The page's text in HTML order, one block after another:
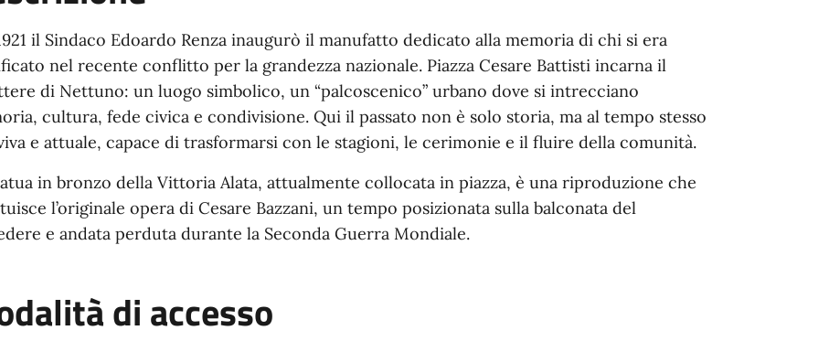
il Sindaco Edoardo Renza inaugurò il manufatto dedicato alla memoria di chi si era
nel recente conflitto per la grandezza nazionale. Piazza Cesare Battisti incarna il
di Nettuno: un luogo simbolico, un “palcoscenico” urbano dove si intrecciano
cultura, fede civica e condivisione. Qui il passato non è solo storia, ma al tempo stesso
e attuale, capace di trasformarsi con le stagioni, le cerimonie e il fluire della comunità.
in bronzo della Vittoria Alata, attualmente collocata in piazza, è una riproduzione che
l’originale opera di Cesare Bazzani, un tempo posizionata sulla balconata del
e andata perduta durante la Seconda Guerra Mondiale.
di accesso